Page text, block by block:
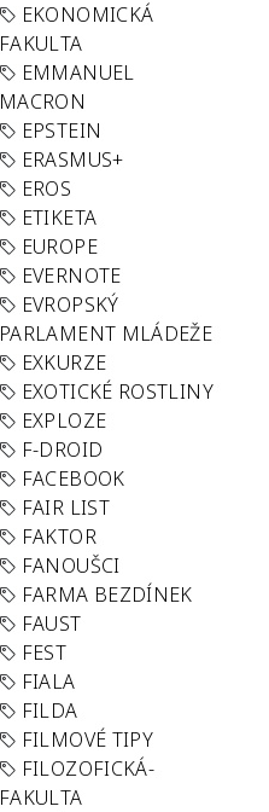
EKONOMICKÁ
FAKULTA
EMMANUEL
MACRON
EPSTEIN
ERASMUS+
EROS
ETIKETA
EUROPE
EVERNOTE
EVROPSKÝ
PARLAMENT MLÁDEŽE
EXKURZE
EXOTICKÉ ROSTLINY
EXPLOZE
F-DROID
FACEBOOK
FAIR LIST
FAKTOR
FANOUŠCI
FARMA BEZDÍNEK
FAUST
FEST
FIALA
FILDA
FILMOVÉ TIPY
FILOZOFICKÁ-
FAKULTA